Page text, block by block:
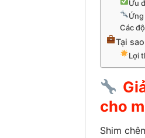
Ưu
Các
Tại
Lợi
cho
Shim